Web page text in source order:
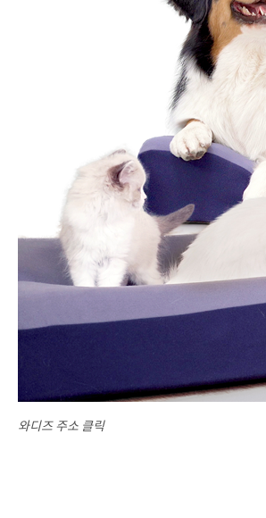
와디즈 주소 클릭